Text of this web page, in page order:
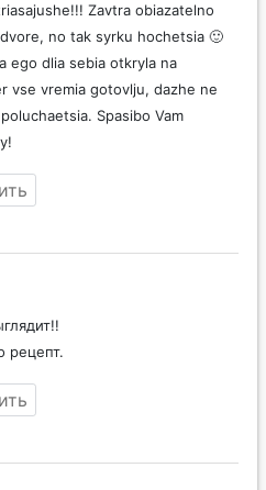
Zavtra obiazatelno
no tak syrku hochetsia 🙂
ego dlia sebia otkryla na
vse vremia gotovlju, dazhe ne
Spasibo Vam
рецепт.